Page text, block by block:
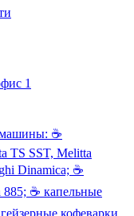
1
☕️
TS SST, Melitta
Dinamica; ☕️
☕️ капельные
кофеварки